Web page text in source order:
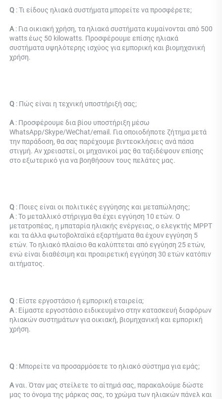
Q : Τι είδους ηλιακά συστήματα μπορείτε να προσφέρετε;
Α : Για οικιακή χρήση, τα ηλιακά συστήματα κυμαίνονται από 500
watts έως 50 kilowatts. Προσφέρουμε επίσης ηλιακά
συστήματα υψηλότερης ισχύος για εμπορική και βιομηχανική
χρήση.
Q : Πώς είναι η τεχνική υποστήριξή σας;
Α : Προσφέρουμε δια βίου υποστήριξη μέσω
WhatsApp/Skype/WeChat/email. Για οποιοδήποτε ζήτημα μετά
την παράδοση, θα σας παρέχουμε βιντεοκλήσεις ανά πάσα
στιγμή. Αν χρειαστεί, οι μηχανικοί μας θα ταξιδέψουν επίσης
στο εξωτερικό για να βοηθήσουν τους πελάτες μας.
Q : Ποιες είναι οι πολιτικές εγγύησης και μεταπώλησης;
Α : Το μεταλλικό στήριγμα θα έχει εγγύηση 10 ετών. Ο
μετατροπέας, η μπαταρία ηλιακής ενέργειας, ο ελεγκτής MPPT
και τα άλλα φωτοβολταϊκά εξαρτήματα θα έχουν εγγύηση 5
ετών. Το ηλιακό πλαίσιο θα καλύπτεται από εγγύηση 25 ετών,
ενώ είναι διαθέσιμη και προαιρετική εγγύηση 30 ετών κατόπιν
αιτήματος.
Q : Είστε εργοστάσιο ή εμπορική εταιρεία;
Α : Είμαστε εργοστάσιο ειδικευμένο στην κατασκευή διαφόρων
ηλιακών συστημάτων για οικιακή, βιομηχανική και εμπορική
χρήση.
Q : Μπορείτε να προσαρμόσετε το ηλιακό σύστημα για εμάς;
Α ναι. Όταν μας στείλετε το αίτημά σας, παρακαλούμε δώστε
μας το όνομα της μάρκας σας, το χρώμα των ηλιακών πάνελ και